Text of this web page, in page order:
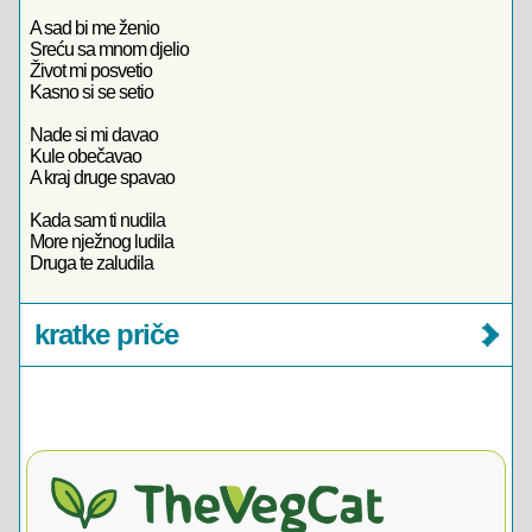
A sad bi me ženio
Sreću sa mnom djelio
Život mi posvetio
Kasno si se setio
Nade si mi davao
Kule obečavao
A kraj druge spavao
Kada sam ti nudila
More nježnog ludila
Druga te zaludila
kratke priče